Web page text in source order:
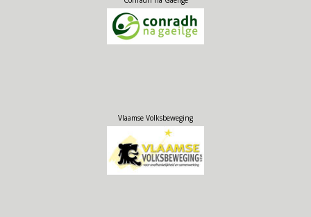
Vlaamse Volksbeweging